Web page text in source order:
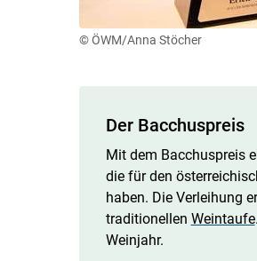
© ÖWM/Anna Stöcher
Der Bacchuspreis
Mit dem Bacchuspreis
die für den
haben. Die Verleihung
traditionellen Weintaufe
Weinjahr.